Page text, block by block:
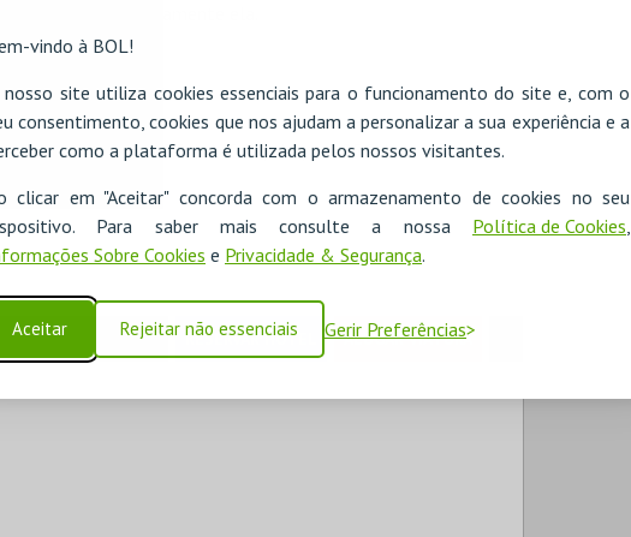
vindo à BOL!
nosso site utiliza cookies essenciais para o funcionamento do site e, com o
consentimento, cookies que nos ajudam a personalizar a sua experiência e a
como a plataforma é utilizada pelos nossos visitantes.
clicar em "Aceitar" concorda com o armazenamento de cookies no seu
Para saber mais consulte a nossa Política de Cookies,
Sobre Cookies e Privacidade & Segurança.
Aceitar Rejeitar não essenciais Gerir Preferências
intenso e absolutamente ela.
Anf. Inf. Par - 30€
Anf. Sup. Impar - 25€
RESERVAR HOTEL ALUGAR VIATURA